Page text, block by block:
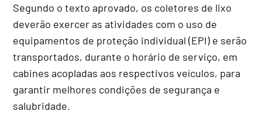
Segundo o texto aprovado, os coletores de lixo
deverão exercer as atividades com o uso de
equipamentos de proteção individual (EPI) e serão
transportados, durante o horário de serviço, em
cabines acopladas aos respectivos veículos, para
garantir melhores condições de segurança e
salubridade.